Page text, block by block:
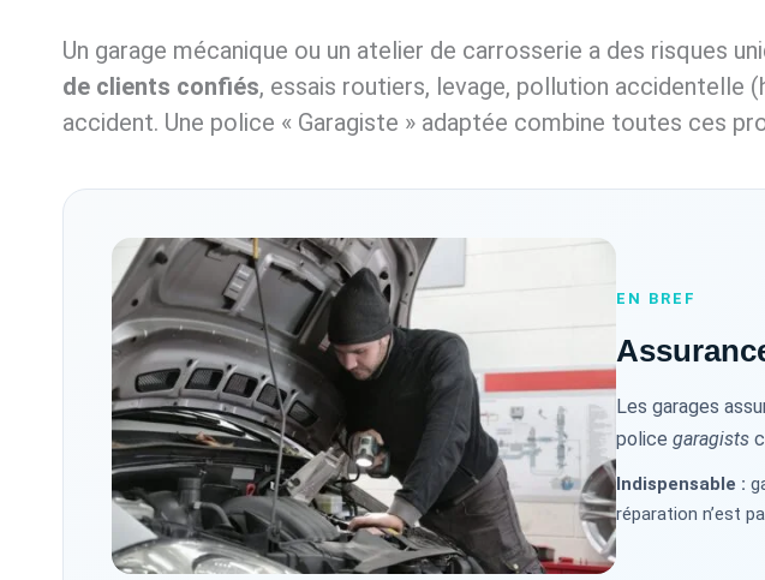
Un garage mécanique ou un atelier de carrosserie a des risques
de clients confiés, essais routiers, levage, pollution accidentelle
accident. Une police « Garagiste » adaptée combine toutes ces
EN BREF
Les garages
police garagists
Indispensable :
réparation n’est